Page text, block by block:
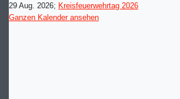
29 Aug. 2026; Kreisfeuerwehrtag 2026
Ganzen Kalender ansehen